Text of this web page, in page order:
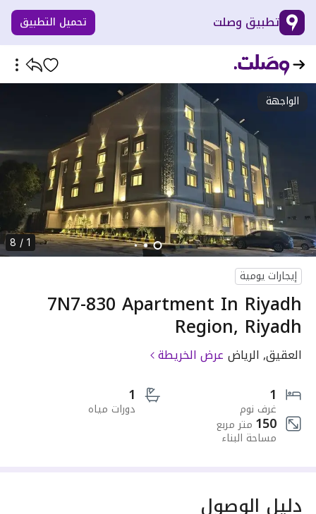
تطبيق وصلت تحميل التطبيق
الواجهة
1 / 8
إيجارات يومية
7N7-830 Apartment In Riyadh
Region, Riyadh
العقيق, الرياض عرض الخريطة
1
غرف نوم
1
دورات مياه
150 متر مربع
مساحة البناء
دليل الوصول